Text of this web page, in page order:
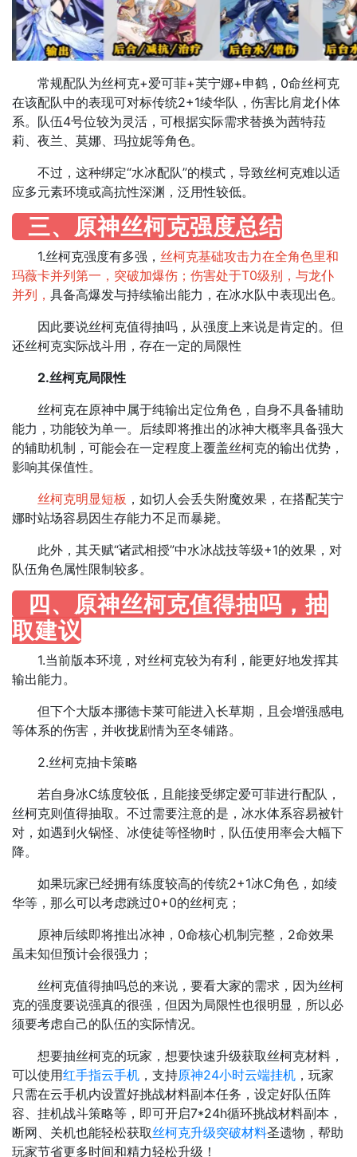
常规配队为丝柯克+爱可菲+芙宁娜+申鹤，0命丝柯克
在该配队中的表现可对标传统2+1绫华队，伤害比肩龙仆体
系。队伍4号位较为灵活，可根据实际需求替换为茜特菈
莉、夜兰、莫娜、玛拉妮等角色。
不过，这种绑定“水冰配队”的模式，导致丝柯克难以适
应多元素环境或高抗性深渊，泛用性较低。​
三、原神丝柯克强度总结
1.丝柯克强度有多强， 丝柯克基础攻击力在全角色里和
玛薇卡并列第一，突破加爆伤；伤害处于T0级别，与龙仆
并列， 具备高爆发与持续输出能力，在冰水队中表现出色。
因此要说丝柯克值得抽吗，从强度上来说是肯定的。但
还丝柯克实际战斗用，存在一定的局限性
2.丝柯克局限性
丝柯克在原神中属于纯输出定位角色，自身不具备辅助
能力，功能较为单一。后续即将推出的冰神大概率具备强大
的辅助机制，可能会在一定程度上覆盖丝柯克的输出优势，
影响其保值性。​
丝柯克明显短板 ，如切人会丢失附魔效果，在搭配芙宁
娜时站场容易因生存能力不足而暴毙。
此外，其天赋“诸武相授”中水冰战技等级+1的效果，对
队伍角色属性限制较多。​
四、原神丝柯克值得抽吗，抽
取建议
1.当前版本环境，对丝柯克较为有利，能更好地发挥其
输出能力。
但下个大版本挪德卡莱可能进入长草期，且会增强感电
等体系的伤害，并收拢剧情为至冬铺路。​
2.丝柯克抽卡策略​
若自身冰C练度较低，且能接受绑定爱可菲进行配队，
丝柯克则值得抽取。不过需要注意的是，冰水体系容易被针
对，如遇到火锅怪、冰使徒等怪物时，队伍使用率会大幅下
降。​
如果玩家已经拥有练度较高的传统2+1冰C角色，如绫
华等，那么可以考虑跳过0+0的丝柯克；
原神后续即将推出冰神，0命核心机制完整，2命效果
虽未知但预计会很强力；
丝柯克值得抽吗总的来说，要看大家的需求，因为丝柯
克的强度要说强真的很强，但因为局限性也很明显，所以必
须要考虑自己的队伍的实际情况。
想要抽丝柯克的玩家，想要快速升级获取丝柯克材料，
可以使用红手指云手机 ，支持原神24小时云端挂机 ，玩家
只需在云手机内设置好挑战材料副本任务，设定好队伍阵
容、挂机战斗策略等，即可开启7*24h循环挑战材料副本，
断网、关机也能轻松获取丝柯克升级突破材料圣遗物，帮助
玩家节省更多时间和精力轻松升级！